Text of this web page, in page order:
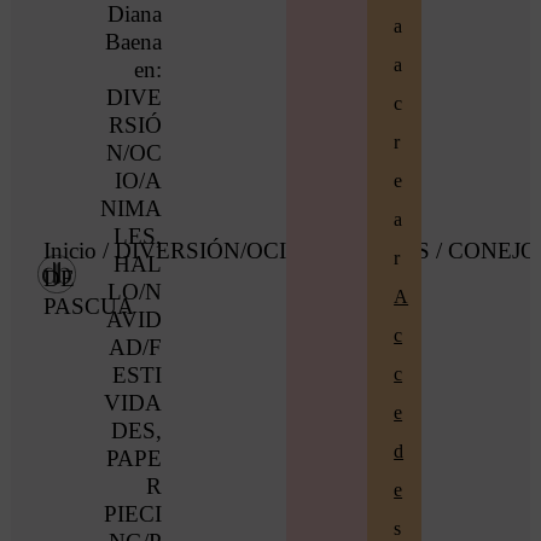
Inicio / DIVERSIÓN/OCIO/ANIMALES / CONEJO
DE
PASCUA
Diana
Baena
en:
DIVE
RSIÓ
N/OC
IO/A
NIMA
LES,
HAL
LO/N
AVID
AD/F
ESTI
VIDA
DES,
PAPE
R
PIECI
a
a
c
r
e
a
r
A
c
c
e
d
e
s